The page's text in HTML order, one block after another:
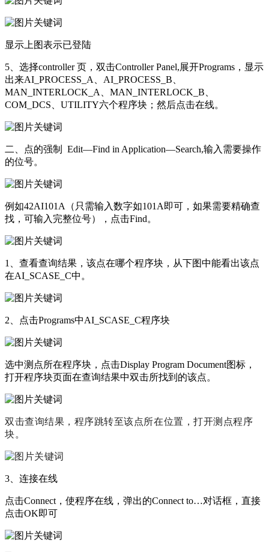
显示上图表示已登陆
5、选择controller 页，双击Controller Panel,展开Programs，显示
出来AI_PROCESS_A、AI_PROCESS_B、
MAN_INTERLOCK_A、MAN_INTERLOCK_B、
COM_DCS、UTILITY六个程序块；然后点击在线。
二、点的强制 Edit—Find in Application—Search,输入需要操作
的位号。
例如42AI101A（只需输入数字如101A即可，如果需要精确查
找，可输入完整位号），点击Find。
1、查看查询结果，该点在哪个程序块，从下图中能看出该点
在AI_SCASE_C中。
2、点击Programs中AI_SCASE_C程序块
选中测点所在程序块，点击Display Program Document图标，
打开程序块页面在查询结果中双击所找到的该点。
双击查询结果，程序跳转至该点所在位置，打开测点程序
块。
3、连接在线
点击Connect，使程序在线，弹出的Connect to…对话框，直接
点击OK即可